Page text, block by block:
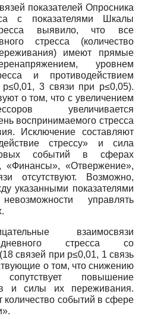
показателей Опросника
с показателями Шкалы
выявило, что все
стресса (количество
имеют прямые
уровнем
и противодействием
3 связи при р≤0,05).
о том, что с увеличением
увеличивается
воспринимаемого стресса
Исключение составляют
стрессу» и сила
событий в сферах
«Финансы», «Отвержение»,
отсутствуют. Возможно,
указанными показателями
управлять
взаимосвязи
стресса со
связей при р≤0,01, 1 связь
о том, что снижению
сопутствует повышение
и силы их переживания.
количество событий в сфере